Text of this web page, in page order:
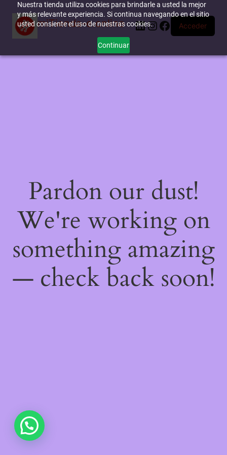
Nuestra tienda utiliza cookies para brindarle a usted la mejor
y más relevante experiencia. Si continua navegando en el sitio
usted consiente el uso de nuestras cookies.
Continuar
miTienda-e.online LinkedIn
Instagram
Facebook
Acceder
Pardon our dust!
We're working on
something amazing
— check back soon!